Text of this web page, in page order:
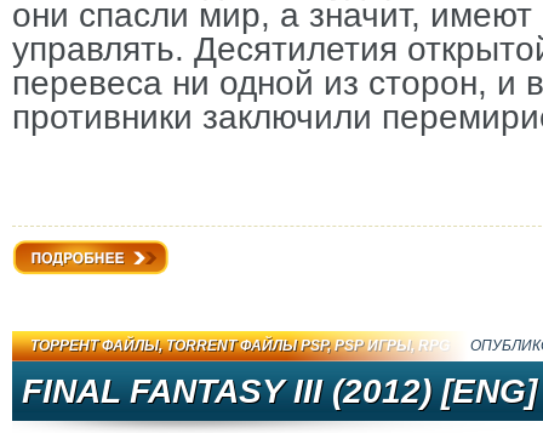
они спасли мир, а значит,
управлять. Десятилетия
перевеса ни одной из сторон, и
противники заключили
ТОРРЕНТ ФАЙЛЫ,TORRENT ФАЙЛЫ PSP,PSP ИГРЫ, RPG
FINAL FANTASY III (2012) [ENG]